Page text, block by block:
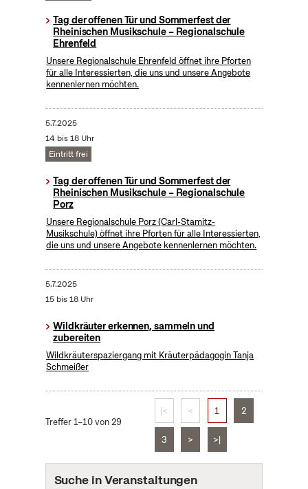
Tag der offenen Tür und Sommerfest der
Rheinischen Musikschule – Regionalschule
Ehrenfeld
Unsere Regionalschule Ehrenfeld öffnet ihre Pforten
für alle Interessierten, die uns und unsere Angebote
kennenlernen möchten.
5.7.2025
14 bis 18 Uhr
Eintritt frei
Tag der offenen Tür und Sommerfest der
Rheinischen Musikschule – Regionalschule
Porz
Unsere Regionalschule Porz (Carl-Stamitz-
Musikschule) öffnet ihre Pforten für alle Interessierten,
die uns und unsere Angebote kennenlernen möchten.
5.7.2025
15 bis 18 Uhr
Wildkräuter erkennen, sammeln und
zubereiten
Wildkräuterspaziergang mit Kräuterpädagogin Tanja
Schmeißer
Treffer 1–10 von 29
|< < 1 2
3 > >|
Suche in Veranstaltungen